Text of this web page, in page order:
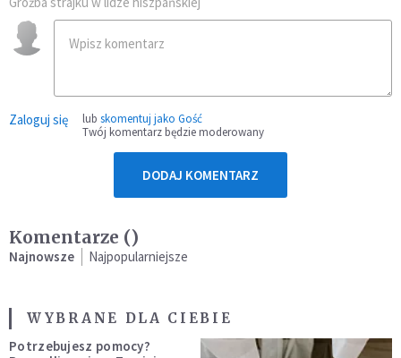
Zaloguj się lub skomentuj jako Gość
Twój komentarz będzie moderowany
DODAJ KOMENTARZ
Komentarze ()
Najnowsze Najpopularniejsze
WYBRANE DLA CIEBIE
Potrzebujesz pomocy?